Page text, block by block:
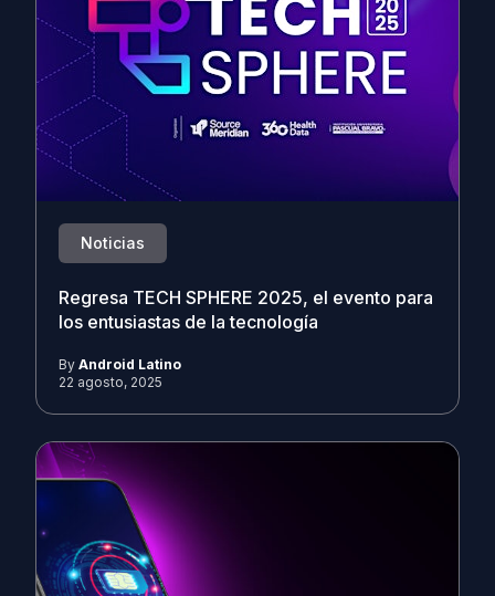
Noticias
Regresa TECH SPHERE 2025, el evento para
los entusiastas de la tecnología
By Android Latino
22 agosto, 2025